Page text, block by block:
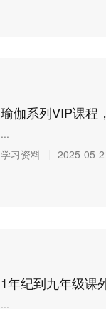
瑜伽系列VIP课程
...
学习资料
2025-05-
1年纪到九年级课
...